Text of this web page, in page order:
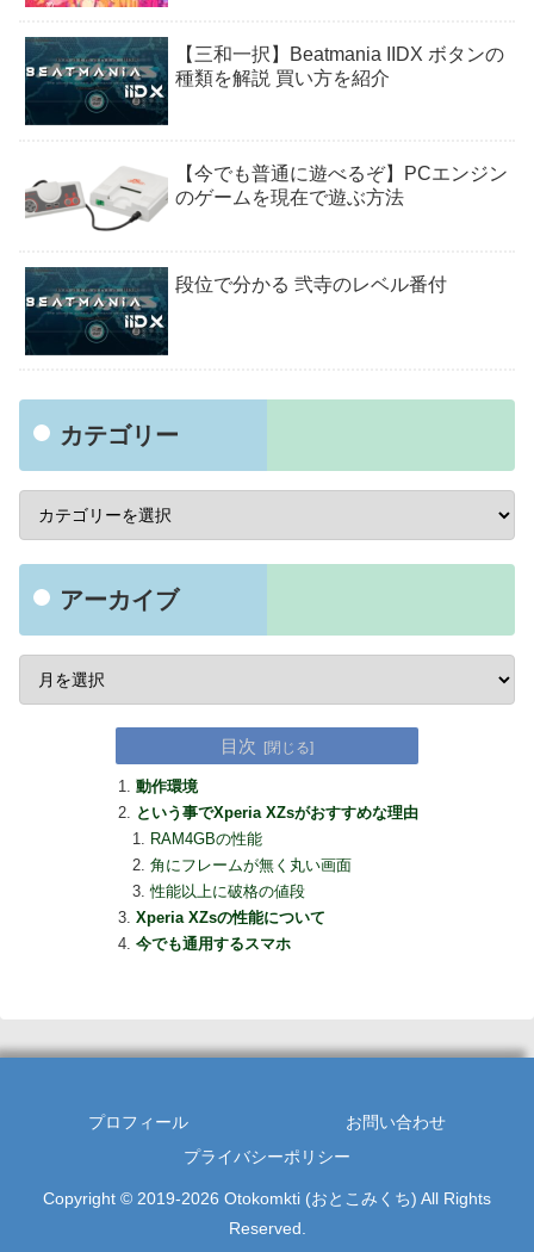
【三和一択】Beatmania IIDX ボタンの
種類を解説 買い方を紹介
【今でも普通に遊べるぞ】PCエンジン
のゲームを現在で遊ぶ方法
段位で分かる 弐寺のレベル番付
カテゴリー
アーカイブ
目次
動作環境
という事でXperia XZsがおすすめな理由
RAM4GBの性能
角にフレームが無く丸い画面
性能以上に破格の値段
Xperia XZsの性能について
今でも通用するスマホ
プロフィール
お問い合わせ
プライバシーポリシー
Copyright © 2019-2026 Otokomkti (おとこみくち) All Rights
Reserved.